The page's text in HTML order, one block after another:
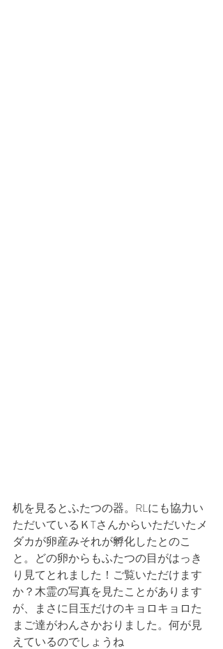
机を見るとふたつの器。RLにも協力い
ただいているＫTさんからいただいたメ
ダカが卵産みそれが孵化したとのこ
と。どの卵からもふたつの目がはっき
り見てとれました！ご覧いただけます
か？木霊の写真を見たことがあります
が、まさに目玉だけのキョロキョロた
まご達がわんさかおりました。何が見
えているのでしょうね